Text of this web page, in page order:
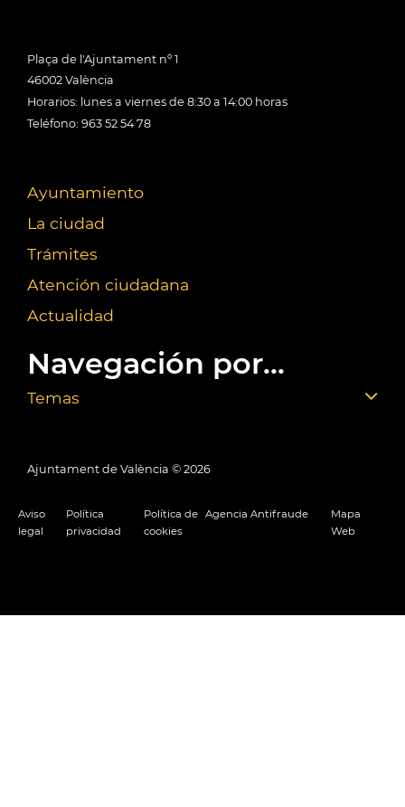
Plaça de l'Ajuntament nº 1
46002 València
Horarios: lunes a viernes de 8:30 a 14:00 horas
Teléfono: 963 52 54 78
Ayuntamiento
La ciudad
Trámites
Atención ciudadana
Actualidad
Navegación por...
Temas
Ajuntament de València © 2026
Aviso
legal
Política
privacidad
Política de
cookies
Agencia Antifraude
Mapa
Web